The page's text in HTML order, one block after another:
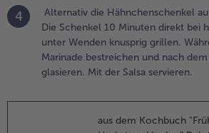
Minuten
backen.
mit dem
Saft,
Schluss mit
4
Alternativ die Hähnchenschenkel
Die Schenkel 10 Minuten direkt bei
unter Wenden knusprig grillen.
Marinade bestreichen und nach
glasieren. Mit der Salsa servieren.
aus dem Kochbuch